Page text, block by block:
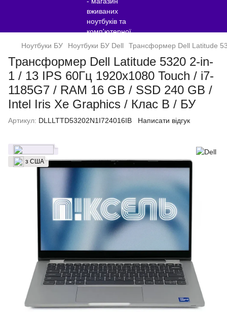
Ноутбуки БУ Ноутбуки БУ Dell Трансформер Dell Latitude
Трансформер Dell Latitude 5320 2-in-
1 / 13 IPS 60Гц 1920x1080 Touch / i7-
1185G7 / RAM 16 GB / SSD 240 GB /
Intel Iris Xe Graphics / Клас B / БУ
Артикул: DLLLTTD53202N1I724016IB Написати відгук
з США